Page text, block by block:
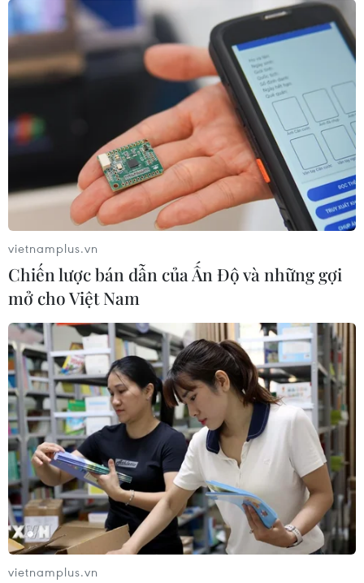
TIN CÙNG CHUYÊN MỤC
Buổi hòa nhạc kéo dài 639 năm vừa
mới hoàn thành 4% hành trình
06/08/2026 11:54
vietnamplus.vn
Chiến lược bán dẫn của Ấn Độ và những gợi
mở cho Việt Nam
vietnamplus.vn